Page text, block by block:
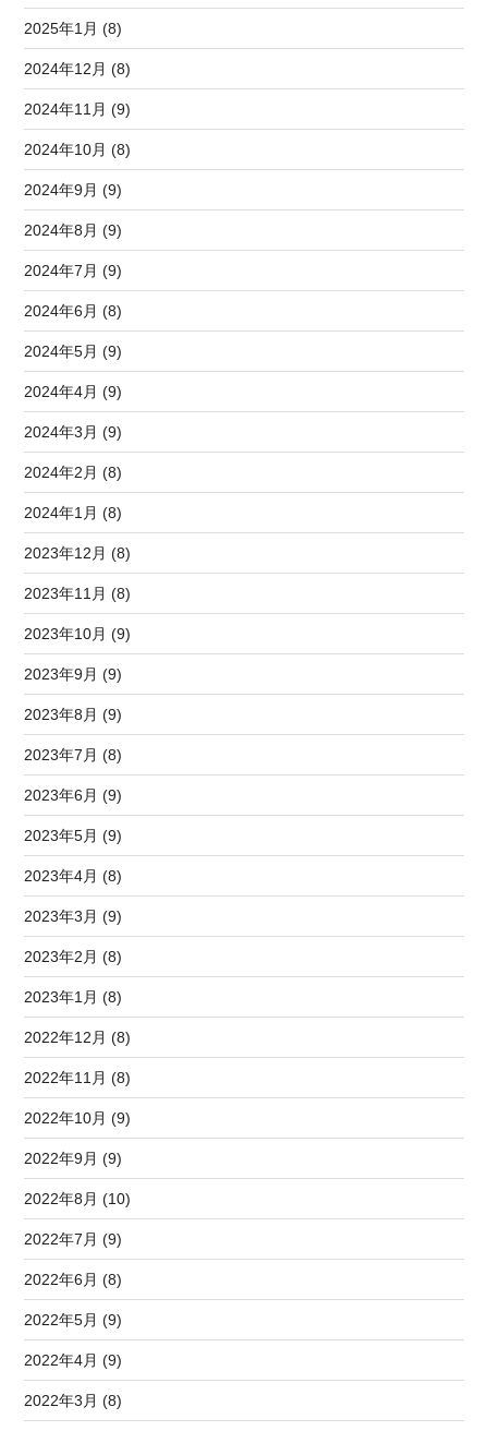
2025年1月 (8)
2024年12月 (8)
2024年11月 (9)
2024年10月 (8)
2024年9月 (9)
2024年8月 (9)
2024年7月 (9)
2024年6月 (8)
2024年5月 (9)
2024年4月 (9)
2024年3月 (9)
2024年2月 (8)
2024年1月 (8)
2023年12月 (8)
2023年11月 (8)
2023年10月 (9)
2023年9月 (9)
2023年8月 (9)
2023年7月 (8)
2023年6月 (9)
2023年5月 (9)
2023年4月 (8)
2023年3月 (9)
2023年2月 (8)
2023年1月 (8)
2022年12月 (8)
2022年11月 (8)
2022年10月 (9)
2022年9月 (9)
2022年8月 (10)
2022年7月 (9)
2022年6月 (8)
2022年5月 (9)
2022年4月 (9)
2022年3月 (8)